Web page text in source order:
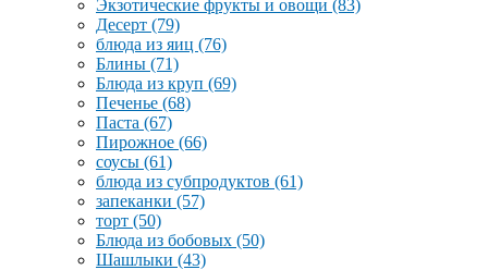
Экзотические фрукты и овощи (83)
Десерт (79)
блюда из яиц (76)
Блины (71)
Блюда из круп (69)
Печенье (68)
Паста (67)
Пирожное (66)
соусы (61)
блюда из субпродуктов (61)
запеканки (57)
торт (50)
Блюда из бобовых (50)
Шашлыки (43)